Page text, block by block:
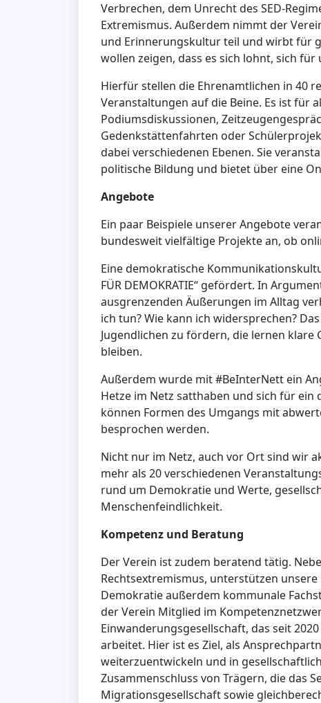
Verbrechen, dem Unrecht des SED-
Extremismus. Außerdem nimmt der
und Erinnerungskultur teil und wirbt für
wollen zeigen, dass es sich lohnt, sich
Hierfür stellen die Ehrenamtlichen in 40
Veranstaltungen auf die Beine. Es ist für
Podiumsdiskussionen,
Gedenkstättenfahrten oder
dabei verschiedenen Ebenen. Sie
politische Bildung und bietet über eine
Angebote
Ein paar Beispiele unserer Angebote
bundesweit vielfältige Projekte an, ob
Eine demokratische
FÜR DEMOKRATIE“ gefördert. In
ausgrenzenden Äußerungen im Alltag
ich tun? Wie kann ich widersprechen?
Jugendlichen zu fördern, die lernen
bleiben.
Außerdem wurde mit #BeInterNett ein
Hetze im Netz satthaben und sich für
können Formen des Umgangs mit
besprochen werden.
Nicht nur im Netz, auch vor Ort sind wir
mehr als 20 verschiedenen
rund um Demokratie und Werte,
Menschenfeindlichkeit.
Kompetenz und Beratung
Der Verein ist zudem beratend tätig.
Rechtsextremismus, unterstützen
Demokratie außerdem kommunale
der Verein Mitglied im
Einwanderungsgesellschaft, das seit
arbeitet. Hier ist es Ziel, als
weiterzuentwickeln und in
Zusammenschluss von Trägern, die das
Migrationsgesellschaft sowie